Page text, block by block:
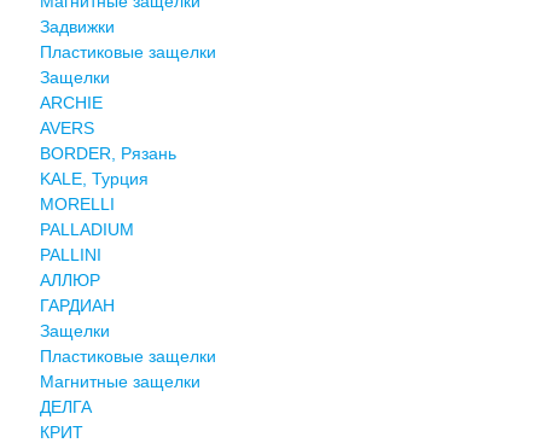
Задвижки
Пластиковые защелки
Защелки
ARCHIE
AVERS
BORDER, Рязань
KALE, Турция
MORELLI
PALLADIUM
PALLINI
АЛЛЮР
ГАРДИАН
Защелки
Пластиковые защелки
Магнитные защелки
ДЕЛГА
КРИТ